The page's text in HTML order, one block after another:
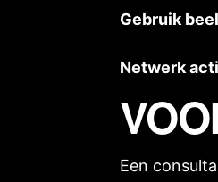
Gebruik
Netwerk
Een